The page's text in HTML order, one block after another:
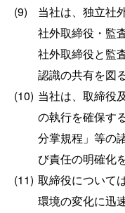
(9)
当社は、独立社
社外取締役・監
社外取締役と監
認識の共有を図る
(10) 当社は、取締役
の執行を確保す
分掌規程」等の
び責任の明確化
(11) 取締役について
環境の変化に迅